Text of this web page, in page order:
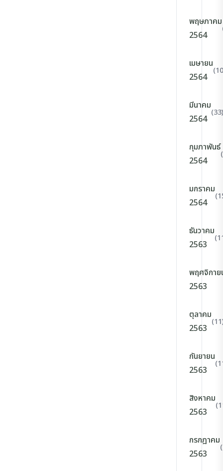
พฤษภาคม
2564
เมษายน
2564
มีนาคม
2564
(33)
กุมภาพันธ์
2564
มกราคม
2564
ธันวาคม
2563
พฤศจิกาย
2563
ตุลาคม
2563
กันยายน
2563
สิงหาคม
2563
กรกฎาคม
2563